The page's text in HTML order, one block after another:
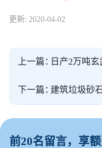
更新: 2020-04-02
上一篇：日产2万吨
下一篇：
前20名留言，享